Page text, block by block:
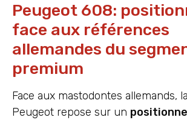
Peugeot 608:
face aux références
allemandes du
premium
Face aux mastodontes allemands,
Peugeot repose sur un